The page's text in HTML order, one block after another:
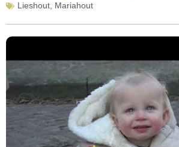
Lieshout, Mariahout